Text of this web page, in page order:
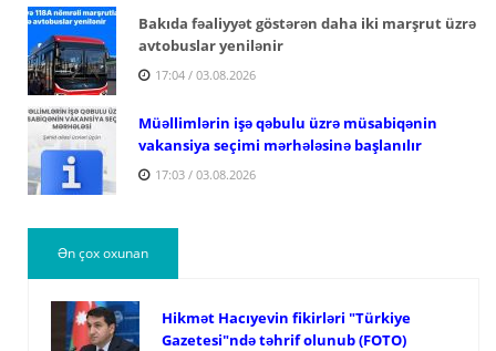
Bakıda fəaliyyət göstərən daha iki marşrut üzrə
avtobuslar yenilənir
17:04 / 03.08.2026
Müəllimlərin işə qəbulu üzrə müsabiqənin
vakansiya seçimi mərhələsinə başlanılır
17:03 / 03.08.2026
Ən çox oxunan
Hikmət Hacıyevin fikirləri "Türkiye
Gazetesi"ndə təhrif olunub (FOTO)